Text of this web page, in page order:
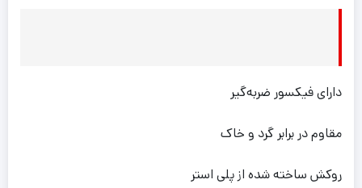
دارای فیکسور ضربه‌گیر
مقاوم در برابر گرد و خاک
روکش ساخته شده از پلی استر